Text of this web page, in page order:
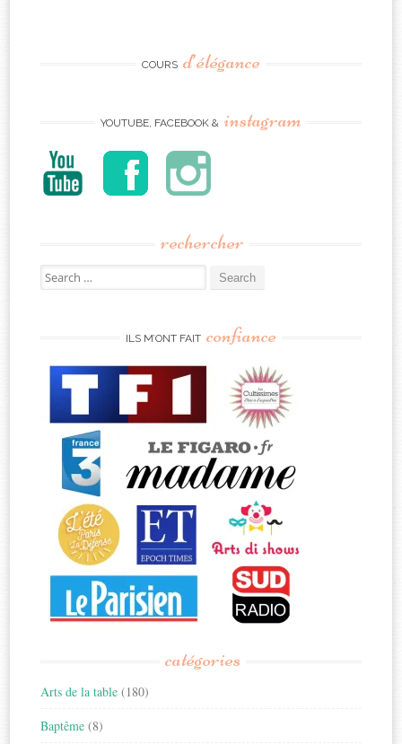
COURS d’élégance
YOUTUBE, FACEBOOK & instagram
rechercher
Search
for:
ILS M’ONT FAIT confiance
catégories
Arts de la table (180)
Baptême (8)